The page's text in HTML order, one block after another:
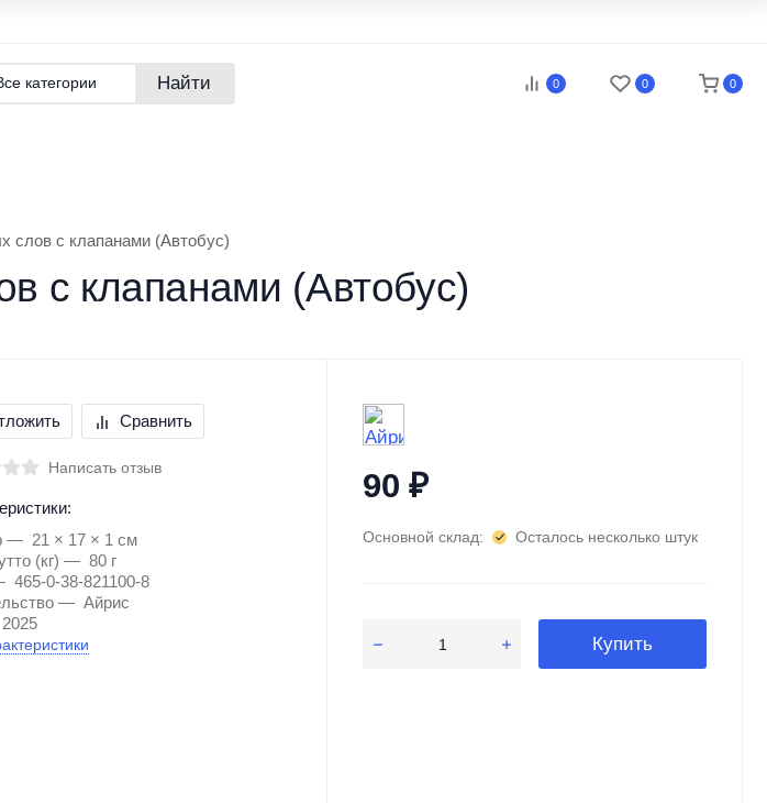
категории Найти 0 0 0
слов с клапанами (Автобус)
с клапанами (Автобус)
Сравнить
Написать отзыв
21 × 17 × 1 см
(кг)
80 г
465-0-38-821100-8
Айрис
2025
90 ₽
Основной склад: Осталось несколько штук
Купить